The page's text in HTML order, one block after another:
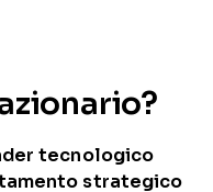
tecnologico
strategico